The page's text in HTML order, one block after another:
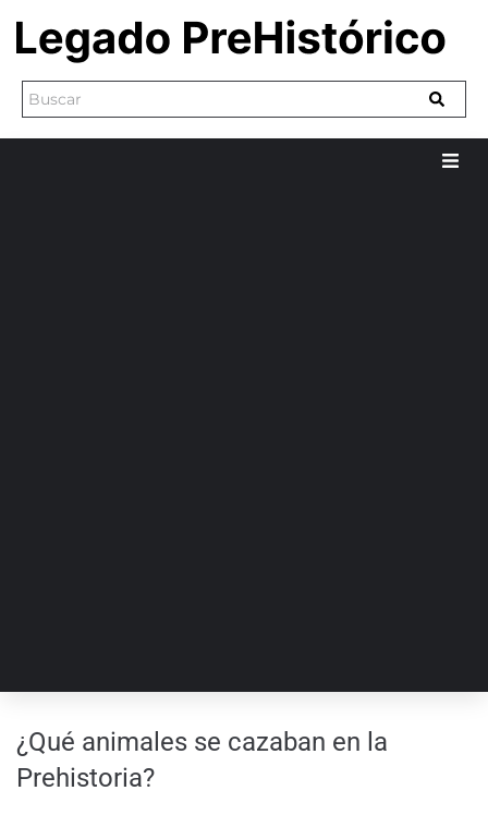
¿Qué animales se cazaban en la
Prehistoria?